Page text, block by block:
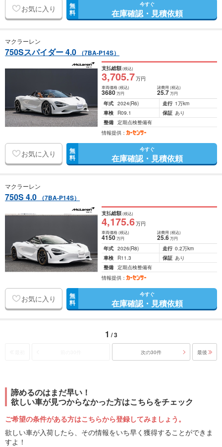
お気に入り 無
料
今すぐ
在庫確認・見積依頼
マクラーレン
750Sスパイダー 4.0 （7BA-P14S）
支払総額(税込)
3,705.7万円
車両価格(税込)
3680万円
諸費用 (税込)
25.7 万円
年式 2024(R6) 走行 1万km
車検
R09.1 保証 あり
整備 定期点検整備有
情報提供：
お気に入り 無
料
今すぐ
在庫確認・見積依頼
マクラーレン
750S 4.0 （7BA-P14S）
支払総額(税込)
4,175.6万円
車両価格(税込)
4150万円
諸費用 (税込)
25.6 万円
年式 2026(R8) 走行 0.2万km
車検
R11.3 保証 あり
整備 定期点検整備有
情報提供：
お気に入り 無
料
今すぐ
在庫確認・見積依頼
1 / 3
次の30件 最後
諦めるのはまだ早い！
欲しい車が見つからなかった方はこちらをチェック
ご希望の条件がある方はこちらから登録してみましょう。
欲しい車が入荷したら、その情報をいち早く獲得することができま
すよ！